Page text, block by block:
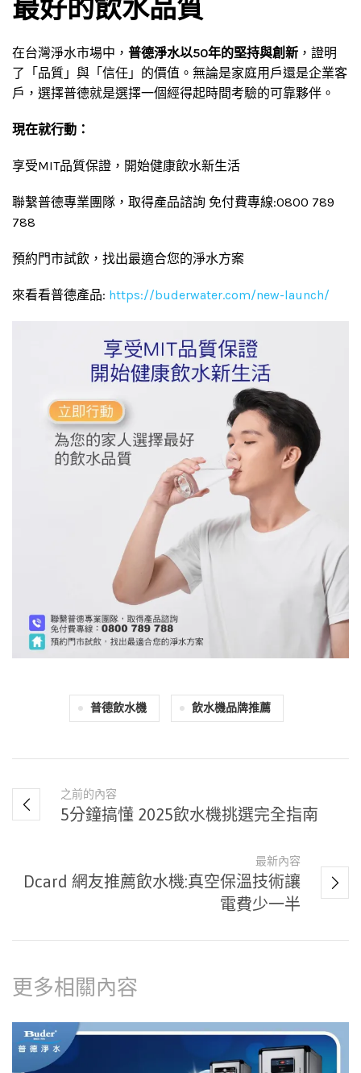
最好的飲水品質
在台灣淨水市場中， 普德淨水以50年的堅持與創新 ，證明
了「品質」與「信任」的價值。無論是家庭用戶還是企業客
戶，選擇普德就是選擇一個經得起時間考驗的可靠夥伴。
現在就行動：
享受MIT品質保證，開始健康飲水新生活
聯繫普德專業團隊，取得產品諮詢 免付費專線:0800 789
788
預約門市試飲，找出最適合您的淨水方案
來看看普德產品: https://buderwater.com/new-launch/
普德飲水機 飲水機品牌推薦
之前的內容
5分鐘搞懂 2025飲水機挑選完全指南
最新內容
Dcard 網友推薦飲水機:真空保溫技術讓
電費少一半
更多相關內容